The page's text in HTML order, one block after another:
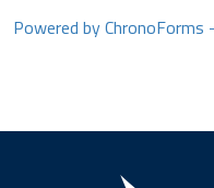
Powered by ChronoForms